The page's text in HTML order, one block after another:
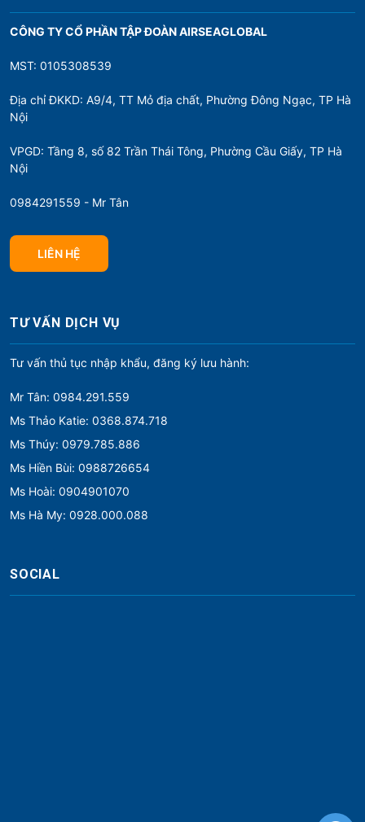
CÔNG TY CỔ PHẦN TẬP ĐOÀN AIRSEAGLOBAL
MST: 0105308539
Địa chỉ ĐKKD: A9/4, TT Mỏ địa chất, Phường Đông Ngạc, TP Hà
Nội
VPGD: Tầng 8, số 82 Trần Thái Tông, Phường Cầu Giấy, TP Hà
Nội
0984291559 - Mr Tân
LIÊN HỆ
TƯ VẤN DỊCH VỤ
Tư vấn thủ tục nhập khẩu, đăng ký lưu hành:
Mr Tân: 0984.291.559
Ms Thảo Katie: 0368.874.718
Ms Thúy: 0979.785.886
Ms Hiền Bùi: 0988726654
Ms Hoài: 0904901070
Ms Hà My: 0928.000.088
SOCIAL